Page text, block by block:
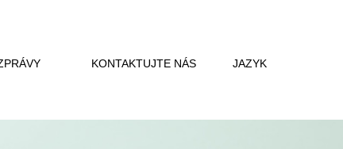
JAZYK
KONTAKTUJTE NÁS